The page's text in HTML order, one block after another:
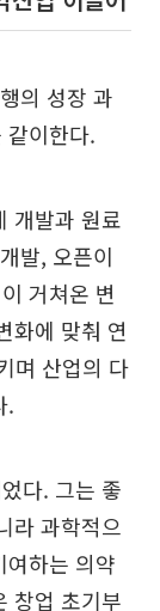
의 성장 과
같이한다.
개발과 원료
발, 오픈이
거쳐온 변
화에 맞춰 연
며 산업의 다
.
다. 그는 좋
라 과학적으
하는 의약
창업 초기부